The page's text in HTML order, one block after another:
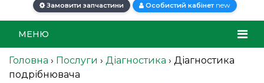
Замовити запчастини Особистий кабінет new
МЕНЮ
Головна › Послуги › Діагностика › Діагностика
подрібнювача